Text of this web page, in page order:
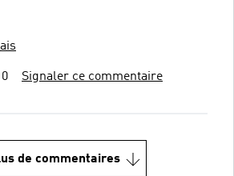
0 Signaler ce commentaire
de commentaires